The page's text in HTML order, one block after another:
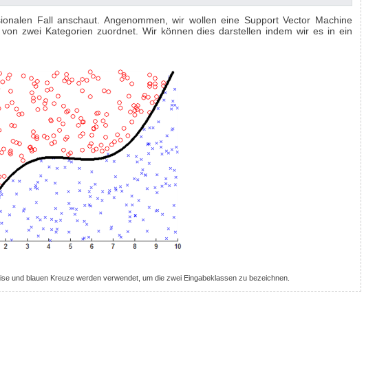
Fall anschaut. Angenommen, wir wollen eine Support Vector Machine
zwei Kategorien zuordnet. Wir können dies darstellen indem wir es in ein
und blauen Kreuze werden verwendet, um die zwei Eingabeklassen zu bezeichnen.